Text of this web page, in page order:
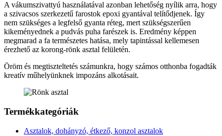
A vákumszivattyú használatával azonban lehetőség nyílik arra, hogy
a szivacsos szerkezetű farostok epoxi gyantával telítődjenek. Így
nem szükséges a legfelső gyanta réteg, mert szükségszerűen
kikeményednek a pudvás puha farészek is. Eredmény képpen
megmarad a fa természetes hatása, mely tapintással kellemesen
érezhető az korong-rönk asztal felületén.
Öröm és megtiszteltetés számunkra, hogy számos otthonba fogadták
kreatív műhelyünknek impozáns alkotásait.
Termékkategóriák
Asztalok, dohányzó, étkező, konzol asztalok